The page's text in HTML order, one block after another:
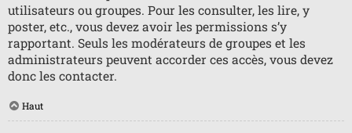
utilisateurs ou groupes. Pour les consulter, les lire, y
poster, etc., vous devez avoir les permissions s’y
rapportant. Seuls les modérateurs de groupes et les
administrateurs peuvent accorder ces accès, vous devez
donc les contacter.
Haut